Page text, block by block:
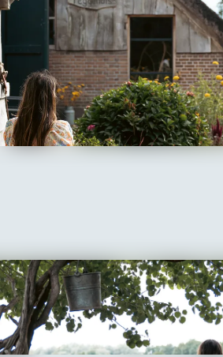
genoot van een overnachting in
een platenspeler, kachel
De pipowagen is in